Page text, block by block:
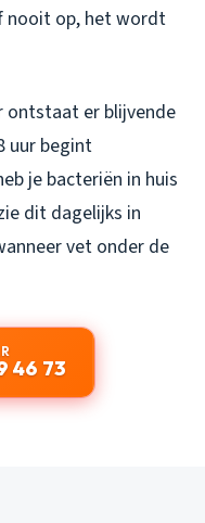
nooit op, het wordt
ontstaat er blijvende
uur begint
je bacteriën in huis
dit dagelijks in
vet onder de
46 73